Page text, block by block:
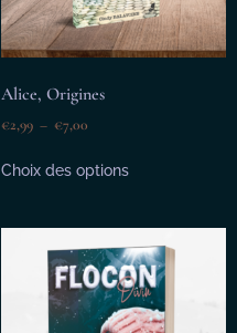
Alice, Origines
€2,99 – €7,00
Choix des options